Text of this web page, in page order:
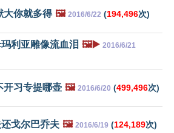
大你就多得 🖼️ 2016/6/22 (194,496次)
利亚雕像流血泪 🖼️▶️ 2016/6/21
开习专提哪壶 🖼️ 2016/6/20 (499,496次)
戈尔巴乔夫 🖼️ 2016/6/19 (124,189次)